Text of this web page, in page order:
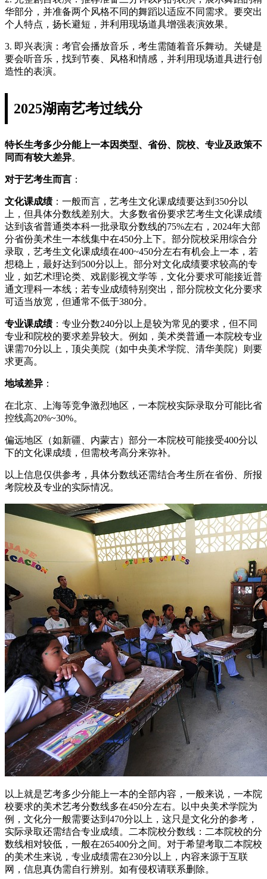
华部分，并准备两个风格不同的舞蹈以适应不同需求。要突出
个人特点，扬长避短，并利用现场道具增强表演效果。
3. 即兴表演：考官会播放音乐，考生需随着音乐舞动。关键是
要会听音乐，找到节奏、风格和情感，并利用现场道具进行创
造性的表演。
2025湖南艺考过线分
特长生考多少分能上一本因类型、省份、院校、专业及政策不
同而有较大差异。
对于艺考生而言 ：
文化课成绩：一般而言，艺考生文化课成绩要达到350分以
上，但具体分数线差别大。大多数省份要求艺考生文化课成绩
达到该省普通类本科一批录取分数线的75%左右，2024年大部
分省份美术生一本线集中在450分上下。部分院校采用综合分
录取，艺考生文化课成绩在400~450分左右有机会上一本，若
想稳上，最好达到500分以上。部分对文化成绩要求较高的专
业，如艺术理论类、戏剧影视文学等，文化分要求可能接近普
通文理科一本线；若专业成绩特别突出，部分院校文化分要求
可适当放宽，但通常不低于380分。
专业课成绩：专业分数240分以上是较为常见的要求，但不同
专业和院校的要求差异较大。例如，美术类普通一本院校专业
课需70分以上，顶尖美院（如中央美术学院、清华美院）则要
求更高。
地域差异 ：
在北京、上海等竞争激烈地区，一本院校实际录取分可能比省
控线高20%~30%。
偏远地区（如新疆、内蒙古）部分一本院校可能接受400分以
下的文化课成绩，但需校考高分来弥补。
以上信息仅供参考，具体分数线还需结合考生所在省份、所报
考院校及专业的实际情况。
以上就是艺考多少分能上一本的全部内容，一般来说，一本院
校要求的美术艺考分数线多在450分左右。以中央美术学院为
例，文化分一般需要达到470分以上，这只是文化分的参考，
实际录取还需结合专业成绩。二本院校分数线：二本院校的分
数线相对较低，一般在265400分之间。对于希望考取二本院校
的美术生来说，专业成绩需在230分以上，内容来源于互联
网，信息真伪需自行辨别。如有侵权请联系删除。